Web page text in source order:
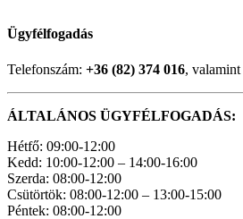
Ügyfélfogadás
Telefonszám: +36 (82) 374 016, valamint
ÁLTALÁNOS ÜGYFÉLFOGADÁS:
Hétfő: 09:00-12:00
Kedd: 10:00-12:00 – 14:00-16:00
Szerda: 08:00-12:00
Csütörtök: 08:00-12:00 – 13:00-15:00
Péntek: 08:00-12:00